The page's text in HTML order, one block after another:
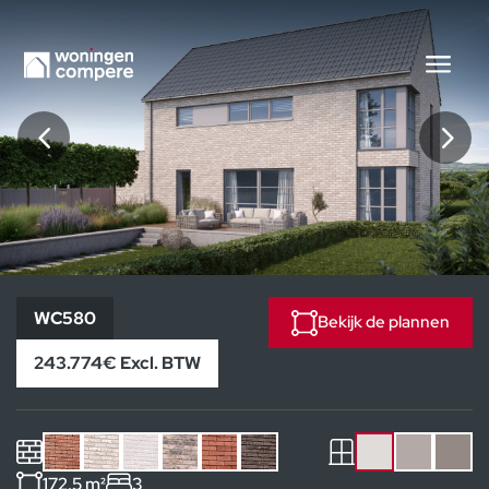
WC580
WC580
243.774€ Excl. BTW
Bekijk de plannen
172.5 m² 3